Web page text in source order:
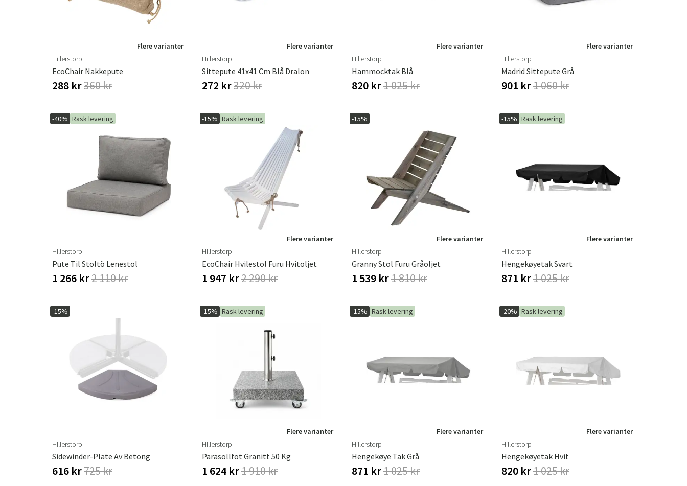
Flere varianter
Hillerstorp
EcoChair Nakkepute
288 kr360 kr
Flere varianter
Hillerstorp
Sittepute 41x41 Cm Blå Dralon
272 kr320 kr
Flere varianter
Hillerstorp
Hammocktak Blå
820 kr1 025 kr
Flere varianter
Hillerstorp
Madrid Sittepute Grå
901 kr1 060 kr
-40% Rask levering
Hillerstorp
Pute Til Stoltö Lenestol
1 266 kr2 110 kr
-15% Rask levering
Flere varianter
Hillerstorp
EcoChair Hvilestol Furu Hvitoljet
1 947 kr2 290 kr
-15%
Flere varianter
Hillerstorp
Granny Stol Furu Gråoljet
1 539 kr1 810 kr
-15% Rask levering
Flere varianter
Hillerstorp
Hengekøyetak Svart
871 kr1 025 kr
-15%
Hillerstorp
Sidewinder-Plate Av Betong
616 kr725 kr
-15% Rask levering
Flere varianter
Hillerstorp
Parasollfot Granitt 50 Kg
1 624 kr1 910 kr
-15% Rask levering
Flere varianter
Hillerstorp
Hengekøye Tak Grå
871 kr1 025 kr
-20% Rask levering
Flere varianter
Hillerstorp
Hengekøyetak Hvit
820 kr1 025 kr